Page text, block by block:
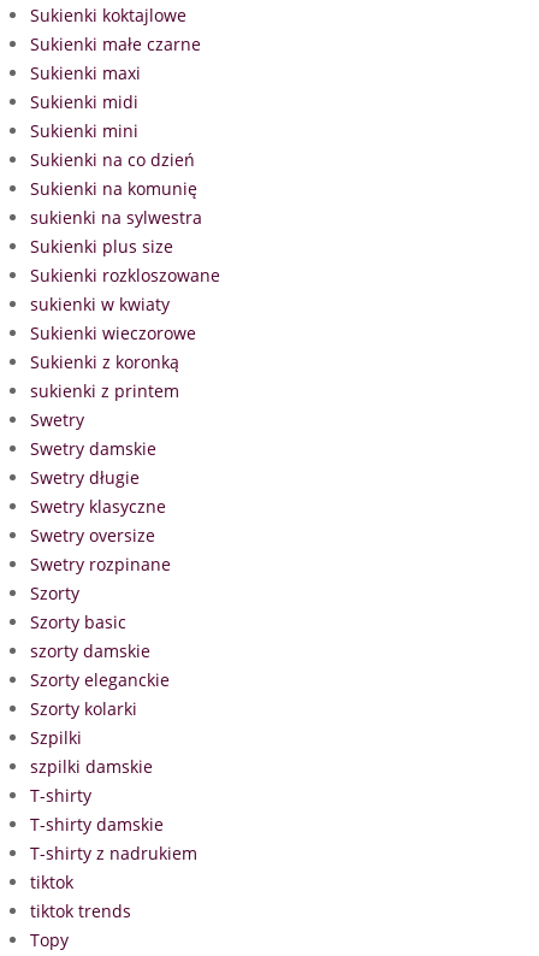
Sukienki koktajlowe
Sukienki małe czarne
Sukienki maxi
Sukienki midi
Sukienki mini
Sukienki na co dzień
Sukienki na komunię
sukienki na sylwestra
Sukienki plus size
Sukienki rozkloszowane
sukienki w kwiaty
Sukienki wieczorowe
Sukienki z koronką
sukienki z printem
Swetry
Swetry damskie
Swetry długie
Swetry klasyczne
Swetry oversize
Swetry rozpinane
Szorty
Szorty basic
szorty damskie
Szorty eleganckie
Szorty kolarki
Szpilki
szpilki damskie
T-shirty
T-shirty damskie
T-shirty z nadrukiem
tiktok
tiktok trends
Topy